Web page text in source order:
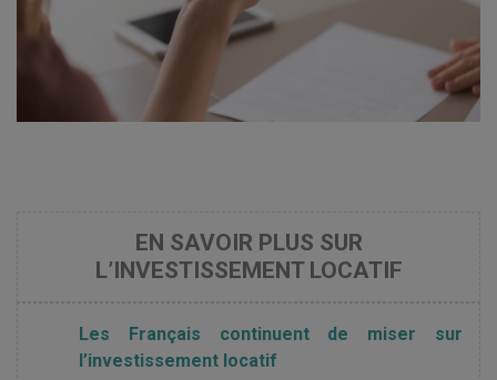
EN SAVOIR PLUS SUR
L’INVESTISSEMENT LOCATIF
Les Français continuent de miser sur
l’investissement locatif